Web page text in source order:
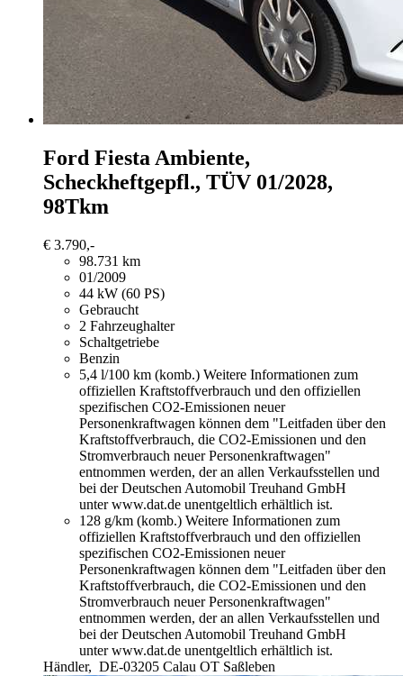
Ford FiestaAmbiente,
Scheckheftgepfl., TÜV 01/2028,
98Tkm
€ 3.790,-
98.731 km
01/2009
44 kW (60 PS)
Gebraucht
2 Fahrzeughalter
Schaltgetriebe
Benzin
5,4 l/100 km (komb.) Weitere Informationen zum
offiziellen Kraftstoffverbrauch und den offiziellen
spezifischen CO2-Emissionen neuer
Personenkraftwagen können dem "Leitfaden über den
Kraftstoffverbrauch, die CO2-Emissionen und den
Stromverbrauch neuer Personenkraftwagen"
entnommen werden, der an allen Verkaufsstellen und
bei der Deutschen Automobil Treuhand GmbH
unter www.dat.de unentgeltlich erhältlich ist.
128 g/km (komb.) Weitere Informationen zum
offiziellen Kraftstoffverbrauch und den offiziellen
spezifischen CO2-Emissionen neuer
Personenkraftwagen können dem "Leitfaden über den
Kraftstoffverbrauch, die CO2-Emissionen und den
Stromverbrauch neuer Personenkraftwagen"
entnommen werden, der an allen Verkaufsstellen und
bei der Deutschen Automobil Treuhand GmbH
unter www.dat.de unentgeltlich erhältlich ist.
Händler, DE-03205 Calau OT Saßleben